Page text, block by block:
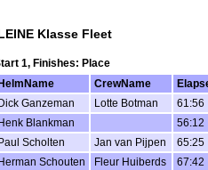
Klasse Fleet
1, Finishes: Place
HelmName CrewName
Dick Ganzeman Lotte Botman 61:56
Henk Blankman 56:12
Paul Scholten Jan van Pijpen 65:25
Herman Schouten Fleur Huiberds 67:42